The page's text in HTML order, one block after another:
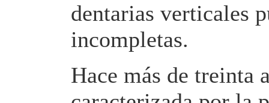
dentarias verticales
incompletas.
Hace más de treinta